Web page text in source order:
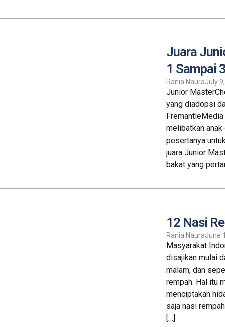
Juara
1 Sampai
Rania NauraJuly
Junior
yang diadopsi
melibatkan
pesertanya
juara Junior
bakat yang
12 Nasi
Rania NauraJune
Masyarakat
disajikan mulai
malam, dan
rempah. Hal itu
menciptakan
saja nasi
[…]